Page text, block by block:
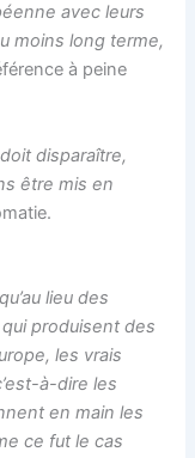
avec leurs
moins long terme,
à peine
disparaître,
être mis en
qu’au lieu des
produisent des
les vrais
à-dire les
en main les
ce fut le cas